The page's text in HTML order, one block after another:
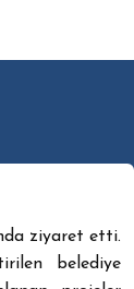
ziyaret etti.
belediye